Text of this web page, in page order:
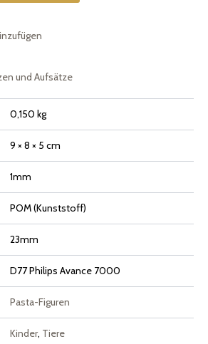
und Aufsätze
0,150 kg
9 × 8 × 5 cm
1mm
POM (Kunststoff)
23mm
D77 Philips Avance 7000
Pasta-Figuren
Kinder, Tiere